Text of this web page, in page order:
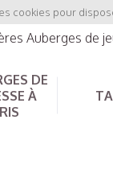
cookies pour
Auberges de
DE
À